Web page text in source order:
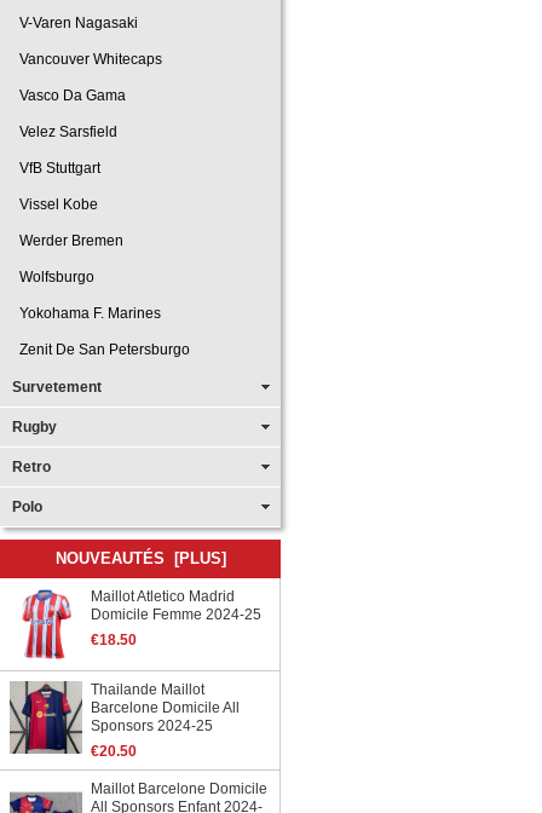
V-Varen Nagasaki
Vancouver Whitecaps
Vasco Da Gama
Velez Sarsfield
VfB Stuttgart
Vissel Kobe
Werder Bremen
Wolfsburgo
Yokohama F. Marines
Zenit De San Petersburgo
Survetement
Rugby
Retro
Polo
NOUVEAUTÉS [PLUS]
Maillot Atletico Madrid
Domicile Femme 2024-25
€18.50
Thailande Maillot
Barcelone Domicile All
Sponsors 2024-25
€20.50
Maillot Barcelone Domicile
All Sponsors Enfant 2024-